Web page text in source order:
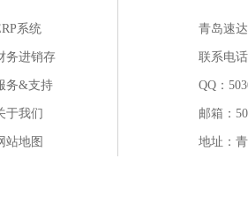
系统
务进销存
务&支持
于我们
站地图
青岛速
联系电话
QQ：
邮箱：
地址：